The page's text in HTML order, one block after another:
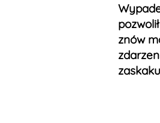
znów